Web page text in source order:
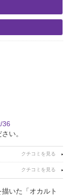
36
い。
いた「オカルト